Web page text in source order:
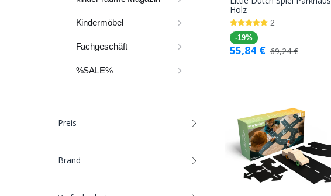
Kindermöbel
Fachgeschäft
%SALE%
Preis
Brand
In den
Warenkorb
Holz
2
-19%
55,84€ 69,24€